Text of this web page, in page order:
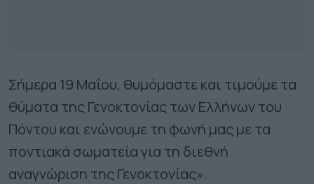
Σήμερα 19 Μαΐου, θυμόμαστε και τιμούμε τα
θύματα της Γενοκτονίας των Ελλήνων του
Πόντου και ενώνουμε τη φωνή μας με τα
ποντιακά σωματεία για τη διεθνή
αναγνώριση της Γενοκτονίας».